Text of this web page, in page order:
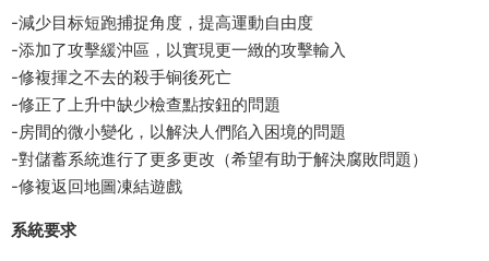
-減少目标短跑捕捉角度，提高運動自由度
-添加了攻擊緩沖區，以實現更一緻的攻擊輸入
-修複揮之不去的殺手锏後死亡
-修正了上升中缺少檢查點按鈕的問題
-房間的微小變化，以解決人們陷入困境的問題
-對儲蓄系統進行了更多更改（希望有助于解決腐敗問題）
-修複返回地圖凍結遊戲
系統要求